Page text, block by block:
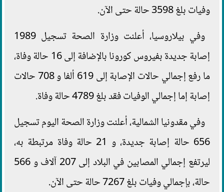
وفيات بلغ 3598 حالة حتى الآن.
وفي بيلاروسيا، أعلنت وزارة الصحة تسجيل 1989
إصابة جديدة بفيروس كورونا بالإضافة إلى 16 حالة وفاة،
ما رفع إجمالي حالات الإصابة إلى 619 ألفا و 708 حالات
إصابة إما إجمالي الوفيات فقد بلغ 4789 حالة وفاة.
وفي مقدونيا الشمالية، أعلنت وزارة الصحة اليوم تسجيل
656 حالة إصابة جديدة، و 21 حالة وفاة مرتبطة به،
ليرتفع إجمالي المصابين في البلاد إلى 207 آلاف و 566
حالة، بإجمالي وفيات بلغ 7267 حالة حتى الآن.